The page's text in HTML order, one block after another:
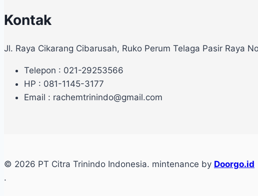
Kontak
Jl. Raya Cikarang Cibarusah, Ruko Perum Telaga Pasir Raya
Telepon : 021-29253566
HP : 081-1145-3177
Email : rachemtrinindo@gmail.com
© 2026 PT Citra Trinindo Indonesia. mintenance by Doorgo.id
.